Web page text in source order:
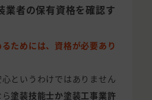
業者の保有資格を確認す
ためには、資格が必要あり
というわけではありません
塗装技能士か塗装工事業許